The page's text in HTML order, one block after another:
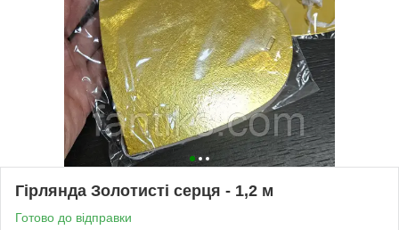
Гірлянда Золотисті серця - 1,2 м
Готово до відправки